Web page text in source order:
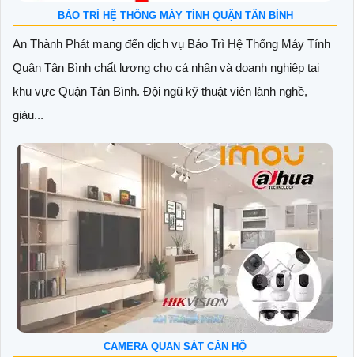
BẢO TRÌ HỆ THỐNG MÁY TÍNH QUẬN TÂN BÌNH
An Thành Phát mang đến dịch vụ Bảo Trì Hệ Thống Máy Tính
Quận Tân Bình chất lượng cho cá nhân và doanh nghiệp tại
khu vực Quận Tân Bình. Đội ngũ kỹ thuật viên lành nghề,
giàu...
CAMERA QUAN SÁT CĂN HỘ